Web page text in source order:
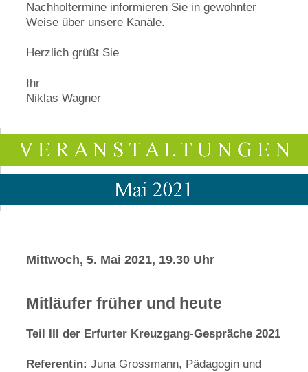
Nachholtermine informieren Sie in gewohnter
Weise über unsere Kanäle.
Herzlich grüßt Sie
Ihr
Niklas Wagner
Mittwoch, 5. Mai 2021, 19.30 Uhr
Mitläufer früher und heute
Teil III der Erfurter Kreuzgang-Gespräche 2021
Referentin: Juna Grossmann, Pädagogin und